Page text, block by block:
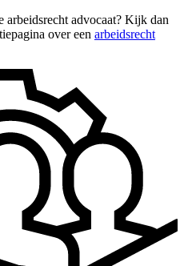
arbeidsrecht advocaat? Kijk dan
over een arbeidsrecht